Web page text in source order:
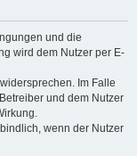
und die
wird dem Nutzer per E-
Im Falle
und dem Nutzer
wenn der Nutzer